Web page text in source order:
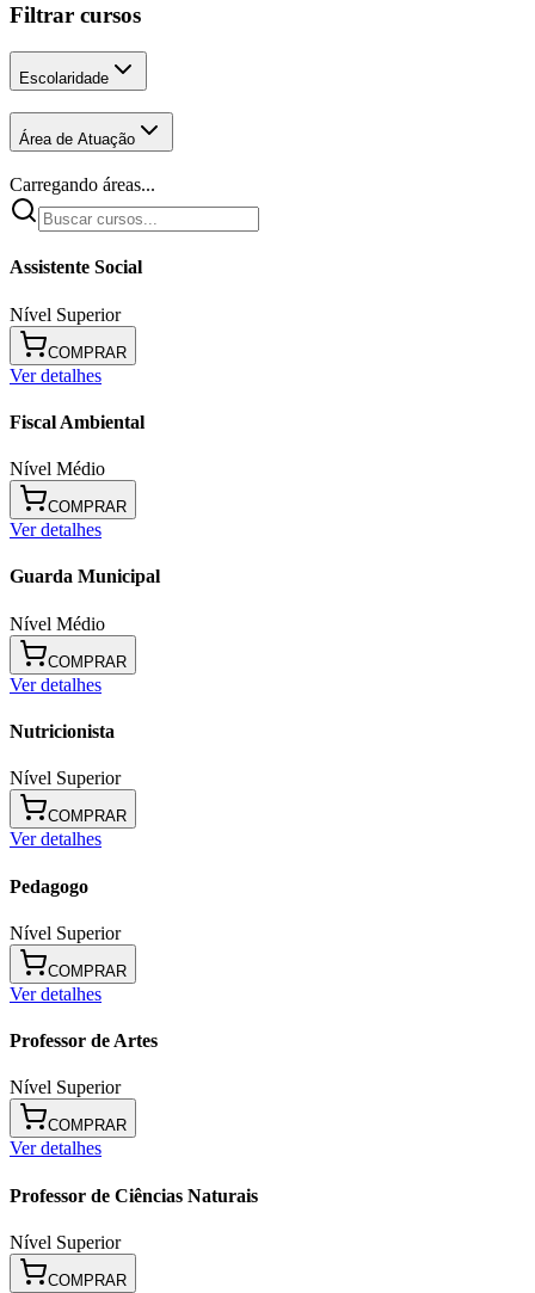
Filtrar cursos
Escolaridade
Área de Atuação
Carregando áreas...
Assistente Social
Nível Superior
COMPRAR
Ver detalhes
Fiscal Ambiental
Nível Médio
COMPRAR
Ver detalhes
Guarda Municipal
Nível Médio
COMPRAR
Ver detalhes
Nutricionista
Nível Superior
COMPRAR
Ver detalhes
Pedagogo
Nível Superior
COMPRAR
Ver detalhes
Professor de Artes
Nível Superior
COMPRAR
Ver detalhes
Professor de Ciências Naturais
Nível Superior
COMPRAR